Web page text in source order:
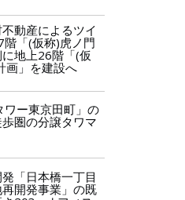
動産によるツイ
「(仮称)虎ノ門
地上26階「(仮
」を建設へ
ー東京田町」の
圏の分譲タワマ
「日本橋一丁目
開発事業」の既